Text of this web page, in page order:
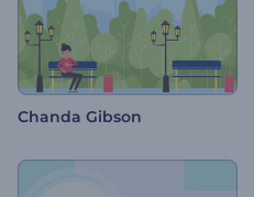
Chanda Gibson